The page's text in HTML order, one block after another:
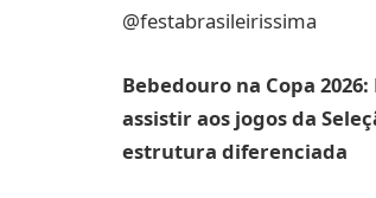
@festabrasileirissima
Bebedouro na Copa
assistir aos jogos da
estrutura diferenciada